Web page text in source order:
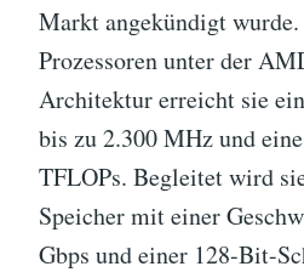
Markt angekündigt
Prozessoren unter der
Architektur erreicht sie
bis zu 2.300 MHz und
TFLOPs. Begleitet wird
Speicher mit einer
Gbps und einer 128-Bit-